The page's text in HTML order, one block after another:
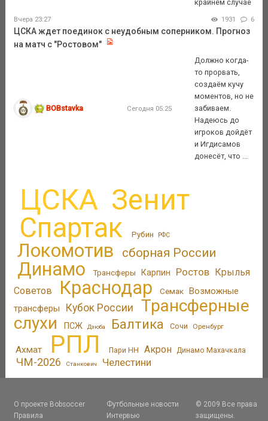
крайнем случае
Вчера 23:27 1931 6
ЦСКА ждет поединок с неудобным соперником. Прогноз
на матч с "Ростовом"
BOBstavka Сегодня 05:25
Должно когда-
то прорвать,
создаём кучу
моментов, но не
забиваем.
Надеюсь до
игроков дойдёт
и Игдисамов
донесёт, что ...
ЦСКА Зенит
Спартак Рубин РФС
Локомотив сборная России
Динамо Трансферы Карпин Ростов Крылья
Советов
Краснодар Семак Возможные
трансферы
Кубок России
Трансферные
слухи
ПСЖ Дзюба Балтика Сочи Оренбург
Ахмат РПЛ Пари НН Акрон Динамо Махачкала
ЧМ-2026 Станкович Челестини
О проекте Bobsoccer
Правила
Футбольные новости
Интервью
© 2009 Все права
защищены.